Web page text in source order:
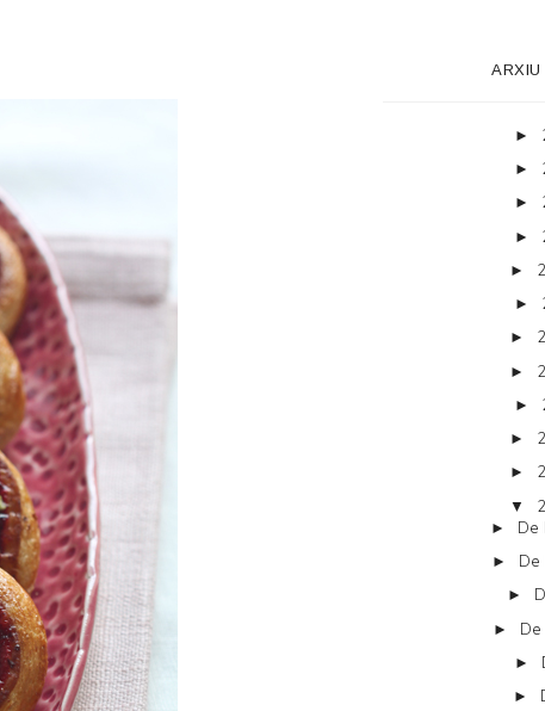
►
►
►
►
►
►
►
►
►
►
►
▼
► De
► De
►
►
►
►